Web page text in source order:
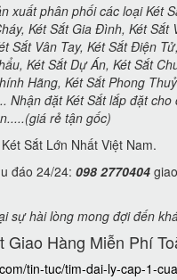
xuất phân phối các loại Két
Két Sắt Gia Đình, Két Sắt
Sắt Vân Tay, Két Sắt Điện
Két Sắt Dự Án, Két Sắt
Hãng, Két Sắt Phong
Nhận đặt Két Sắt lắp đặt
rẻ tận gốc)
Sắt Lớn Nhất Việt Nam.
đáo 24/24: 098 2770404
sự hài lòng mong đợi đến
Giao Hàng Miễn Phí
tin-tuc/tim-dai-ly-cap-1-